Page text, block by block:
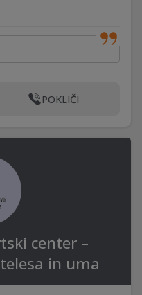
POKLIČI
center –
in uma